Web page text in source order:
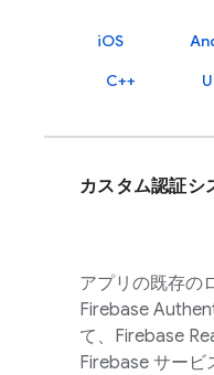
iOS
C++
カスタム認証シ
アプリの既存の
Firebase
て、 Firebase
Firebase サービ